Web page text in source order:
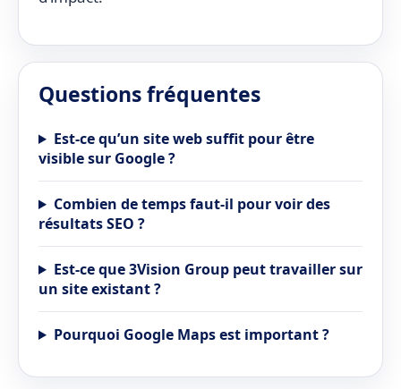
Questions fréquentes
Est-ce qu’un site web suffit pour être
visible sur Google ?
Combien de temps faut-il pour voir des
résultats SEO ?
Est-ce que 3Vision Group peut travailler sur
un site existant ?
Pourquoi Google Maps est important ?